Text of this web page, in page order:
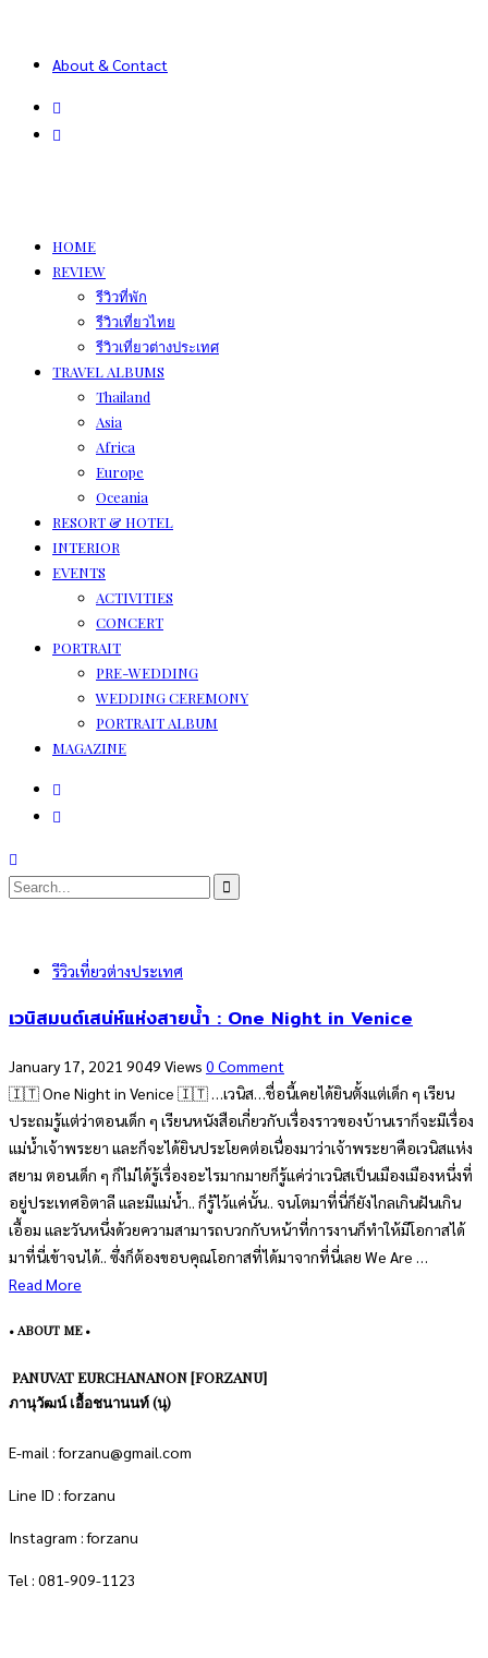
About & Contact
HOME
REVIEW
รีวิวที่พัก
รีวิวเที่ยวไทย
รีวิวเที่ยวต่างประเทศ
TRAVEL ALBUMS
Thailand
Asia
Africa
Europe
Oceania
RESORT & HOTEL
INTERIOR
EVENTS
ACTIVITIES
CONCERT
PORTRAIT
PRE-WEDDING
WEDDING CEREMONY
PORTRAIT ALBUM
MAGAZINE
รีวิวเที่ยวต่างประเทศ
เวนิสมนต์เสน่ห์แห่งสายน้ำ : One Night in Venice
January 17, 2021 9049 Views 0 Comment
🇮🇹 One Night in Venice 🇮🇹 …เวนิส…ชื่อนี้เคยได้ยินตั้งแต่เด็ก ๆ เรียน
ประถมรู้แต่ว่าตอนเด็ก ๆ เรียนหนังสือเกี่ยวกับเรื่องราวของบ้านเราก็จะมีเรื่อง
แม่น้ำเจ้าพระยา และก็จะได้ยินประโยคต่อเนื่องมาว่าเจ้าพระยาคือเวนิสแห่ง
สยาม ตอนเด็ก ๆ ก็ไม่ได้รู้เรื่องอะไรมากมายก็รู้แค่ว่าเวนิสเป็นเมืองเมืองหนึ่งที่
อยู่ประเทศอิตาลี และมีแม่น้ำ.. ก็รู้ไว้แค่นั้น.. จนโตมาที่นี่ก็ยังไกลเกินฝันเกิน
เอื้อม และวันหนึ่งด้วยความสามารถบวกกับหน้าที่การงานก็ทำให้มีโอกาสได้
มาที่นี่เข้าจนได้.. ซึ่งก็ต้องขอบคุณโอกาสที่ได้มาจากที่นี่เลย We Are …
Read More
• ABOUT ME •
PANUVAT EURCHANANON [FORZANU]
ภานุวัฒน์ เอื้อชนานนท์ (นุ)
E-mail : forzanu@gmail.com
Line ID : forzanu
Instagram : forzanu
Tel : 081-909-1123